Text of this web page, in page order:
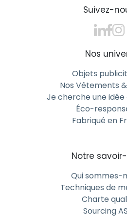
recyclables, vous mettez en
Sélectionnez votre
craies pour une
votre image
Ardoise & craies avec
ressortir votre marque
pour les salles de réunion,
Ardoise & craies
touche d’élégance
Suivez-
Nos
Objets
Nos Vêtements
Je cherche une idée
Éco-
Fabriqué en
Notre
Qui sommes-
Techniques de
Charte
Sourcing